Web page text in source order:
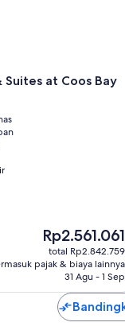
Suites at Coos Bay
Harga
sekarang
Rp2.561.061
Rp2.561.061
total Rp2.842.759
pajak & biaya lainnya
31 Agu - 1 Sep